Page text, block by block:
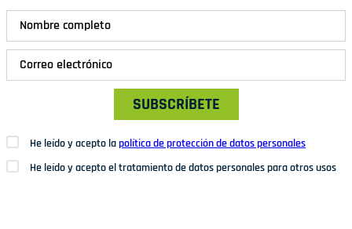
SUBSCRÍBETE
He leído y acepto lapolítica de protección de datos personales
He leído y acepto el tratamiento de datos personales para otros usos